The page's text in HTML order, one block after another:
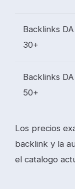
Backlinks DA
30+
Backlinks DA
50+
Los precios
backlink y la
el catalogo